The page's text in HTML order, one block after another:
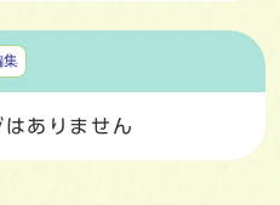
集
ありません